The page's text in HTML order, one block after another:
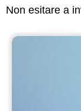
Non esitare a